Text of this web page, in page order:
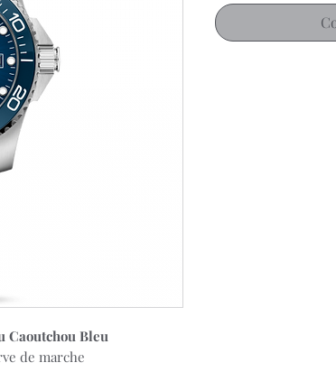
Caoutchou Bleu
de marche